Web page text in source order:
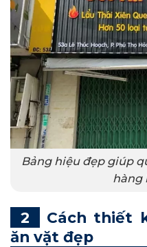
Bảng hiệu đẹp giúp
hàng
Cách thiết
ăn vặt đẹp